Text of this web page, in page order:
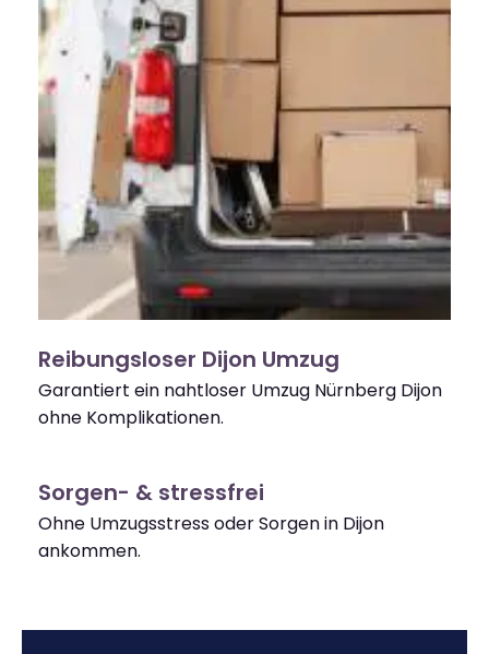
Reibungsloser Dijon Umzug
Garantiert ein nahtloser Umzug Nürnberg Dijon
ohne Komplikationen.
Sorgen- & stressfrei
Ohne Umzugsstress oder Sorgen in Dijon
ankommen.